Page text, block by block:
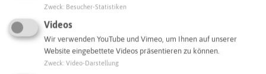
Interaktive Karte
Routenplanung zum Ziel:
Zweck Besucher-Statistiken
Videos
Wir verwenden YouTube und Vimeo, um Ihnen auf unserer
Website eingebettete Videos präsentieren zu können.
Zweck Video-Darstellung